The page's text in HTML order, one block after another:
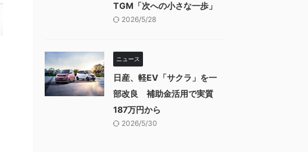
TGM「次への小さな一歩」
2026/5/28
ニュース
日産、軽EV「サクラ」を一
部改良 補助金活用で実質
187万円から
2026/5/30